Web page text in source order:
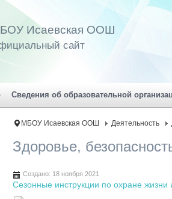
Исаевская ООШ
сайт
Сведения об образовательной
МБОУ Исаевская ООШ Деятельность
Здоровье,
Создано: 18 ноября 2021
Сезонные инструкции по охране жизни